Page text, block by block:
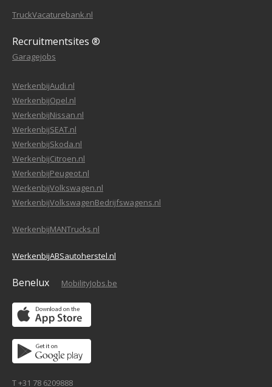
TruckVacaturebank.nl
Recruitmentsites ®
Garagejobs
WerkenbijAudi.nl
WerkenbijOpel.nl
WerkenbijNissan.nl
WerkenbijSEAT.nl
WerkenbijSkoda.nl
WerkenbijCitroen.nl
WerkenbijPeugeot.nl
WerkenbijVolkswagen.nl
WerkenbijVolkswagenBedrijfswagens.nl
WerkenbijMANTrucks.nl
WerkenbijABSautoherstel.nl
Benelux MobilityJobs.be
T +31 78 6209888